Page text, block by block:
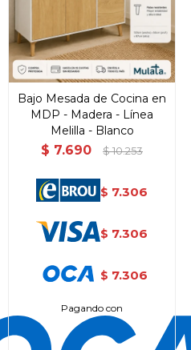
Bajo Mesada de Cocina en
MDP - Madera - Línea
Melilla - Blanco
$ 7.690 $ 10.253
$ 7.306
$ 7.306
$ 7.306
Pagando con